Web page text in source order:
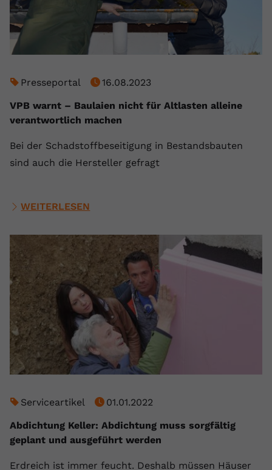
Presseportal
16.08.2023
VPB warnt – Baulaien nicht für Altlasten alleine
verantwortlich machen
Bei der Schadstoffbeseitigung in Bestandsbauten
sind auch die Hersteller gefragt
WEITERLESEN
Serviceartikel
01.01.2022
Abdichtung Keller: Abdichtung muss sorgfältig
geplant und ausgeführt werden
Erdreich ist immer feucht. Deshalb müssen Häuser